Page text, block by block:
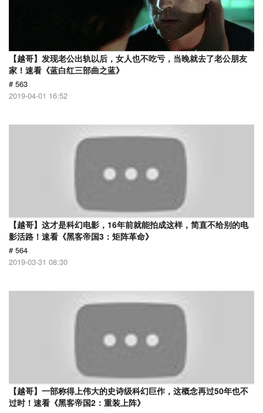
【越哥】发现老公出轨以后，女人也不吃亏，当晚就去了老公朋友
家！速看《蓝白红三部曲之蓝》
# 563
2019-04-01 16:52
【越哥】这才是科幻电影，16年前就能拍成这样，简直不给别的电
影活路！速看《黑客帝国3：矩阵革命》
# 564
2019-03-31 08:30
【越哥】一部称得上伟大的史诗级科幻巨作，这概念再过50年也不
过时！速看《黑客帝国2：重装上阵》